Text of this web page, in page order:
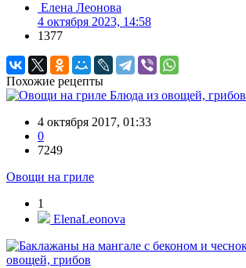
Елена Леонова
4 октября 2023, 14:58
1377
Похожие рецепты
Блюда из овощей, грибов
4 октября 2017, 01:33
0
7249
Овощи на гриле
1
ElenaLeonova
овощей, грибов